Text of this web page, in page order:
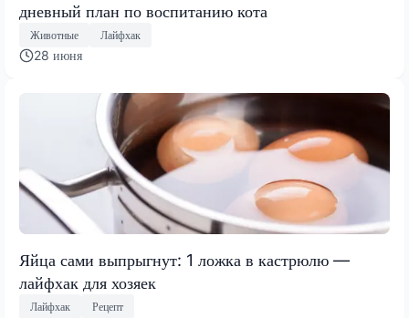
дневный план по воспитанию кота
Животные Лайфхак
28 июня
Яйца сами выпрыгнут: 1 ложка в кастрюлю —
лайфхак для хозяек
Лайфхак Рецепт